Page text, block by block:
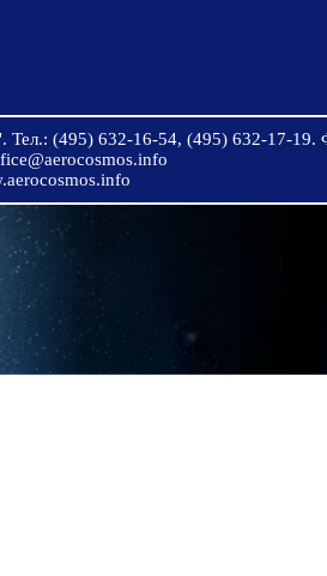
Тел.: (495) 632-16-54, (495) 632-17-19.